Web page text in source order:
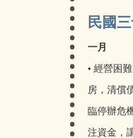
民國
一月
• 經營困
房，清償
臨停辦危
注資金，